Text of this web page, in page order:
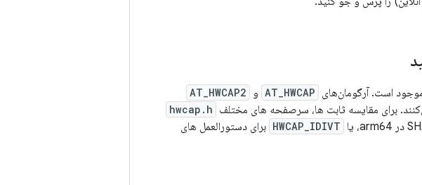
AT_HWCAP و AT_HWCAP2
hwcap.h
HWCAP_IDIVT برای دستورالعمل های